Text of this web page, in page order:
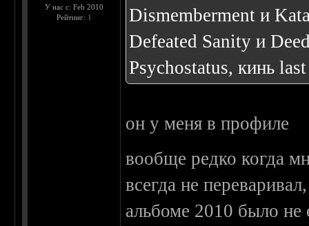
У нас с: Feb 2010
Рейтинг: 1
Dismemberment и
Defeated Sanity и
Psychostatus, кинь
он у меня в профиле
вообще редко когда
всегда не
альбоме 2010 было не